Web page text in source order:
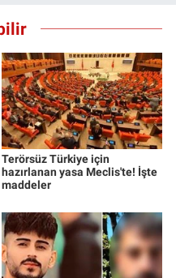
Terörsüz Türkiye için
hazırlanan yasa Meclis'te! İşte
maddeler